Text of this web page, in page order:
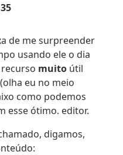
de me surpreender
usando ele o dia
muito útil
eu no meio
como podemos
esse ótimo. editor.
digamos,